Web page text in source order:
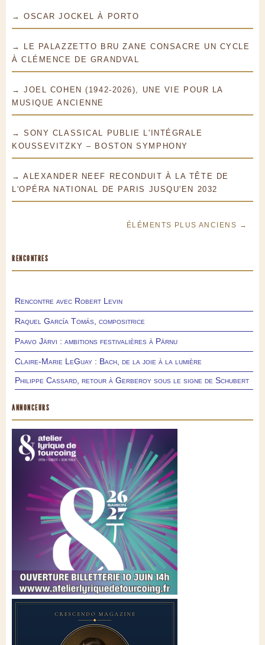
→ OSCAR JOCKEL À PORTO
→ LE PALAZZETTO BRU ZANE CONSACRE UN CYCLE
À CLÉMENCE DE GRANDVAL
→ JOEL COHEN (1942-2026), UNE VIE POUR LA
MUSIQUE ANCIENNE
→ SONY CLASSICAL PUBLIE L'INTÉGRALE
KOUSSEVITZKY – BOSTON SYMPHONY
→ ALEXANDER NEEF RECONDUIT À LA TÊTE DE
L'OPÉRA NATIONAL DE PARIS JUSQU'EN 2032
ÉLÉMENTS PLUS ANCIENS →
RENCONTRES
Rencontre avec Robert Levin
Raquel García Tomás, compositrice
Paavo Järvi : ambitions festivalières à Pärnu
Claire-Marie LeGuay : Bach, de la joie à la lumière
Philippe Cassard, retour à Gerberoy sous le signe de Schubert
ANNONCEURS